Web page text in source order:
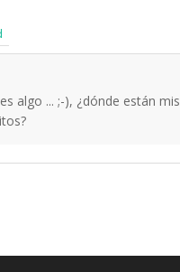
algo ... ;-), ¿dónde están mis